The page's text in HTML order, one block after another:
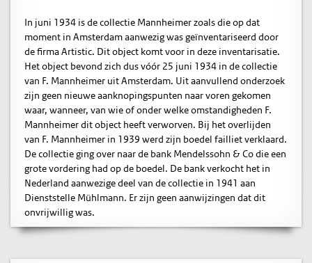
In juni 1934 is de collectie Mannheimer zoals die op dat
moment in Amsterdam aanwezig was geïnventariseerd door
de firma Artistic. Dit object komt voor in deze inventarisatie.
Het object bevond zich dus vóór 25 juni 1934 in de collectie
van F. Mannheimer uit Amsterdam. Uit aanvullend onderzoek
zijn geen nieuwe aanknopingspunten naar voren gekomen
waar, wanneer, van wie of onder welke omstandigheden F.
Mannheimer dit object heeft verworven. Bij het overlijden
van F. Mannheimer in 1939 werd zijn boedel failliet verklaard.
De collectie ging over naar de bank Mendelssohn & Co die een
grote vordering had op de boedel. De bank verkocht het in
Nederland aanwezige deel van de collectie in 1941 aan
Dienststelle Mühlmann. Er zijn geen aanwijzingen dat dit
onvrijwillig was.